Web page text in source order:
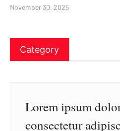
November 30, 2025
Category
Lorem ipsum
consectetur